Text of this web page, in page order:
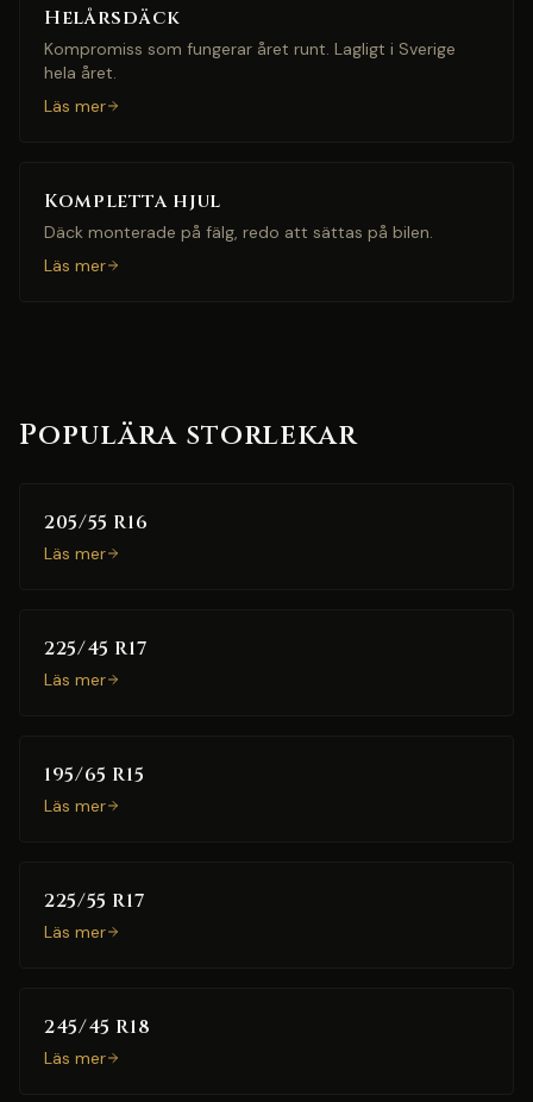
Helårsdäck
Kompromiss som fungerar året runt. Lagligt i Sverige
hela året.
Läs mer
Kompletta hjul
Däck monterade på fälg, redo att sättas på bilen.
Läs mer
Populära storlekar
205/55 R16
Läs mer
225/45 R17
Läs mer
195/65 R15
Läs mer
225/55 R17
Läs mer
245/45 R18
Läs mer